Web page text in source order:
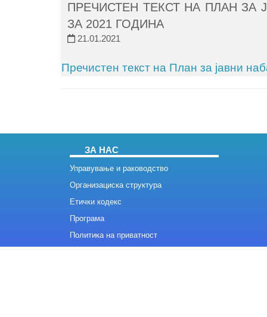
ПРЕЧИСТЕН ТЕКСТ НА ПЛАН ЗА
ЗА 2021 ГОДИНА
21.01.2021
Пречистен текст на План за јавни
ЗА НАС
Управување и раководство
Организациска структура
Етички кодекс
Програма
Политика на приватност